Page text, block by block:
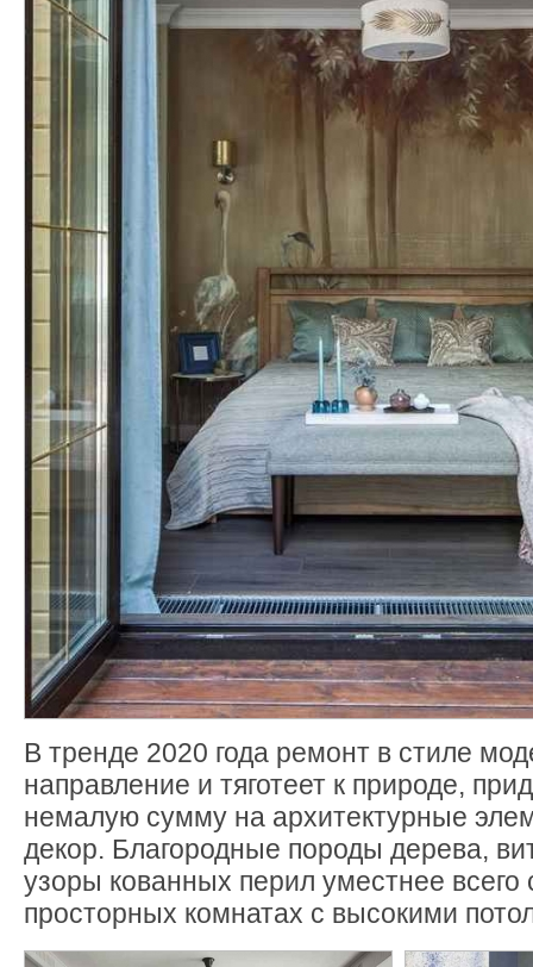
В тренде 2020 года ремонт в стиле
направление и тяготеет к природе,
немалую сумму на архитектурные
декор. Благородные породы дерева,
узоры кованных перил уместнее всего
просторных комнатах с высокими